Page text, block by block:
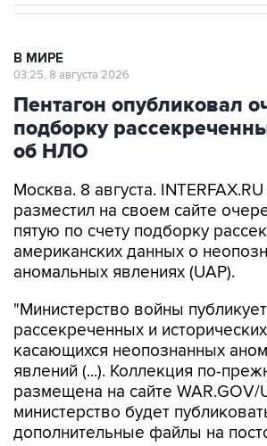
Пентагон опубликовал
подборку
об НЛО
Москва. 8 августа. INTERFAX.RU
пятую по счету подборку
американских данных о
аномальных явлениях (UAP).
"Министерство войны публикует
касающихся неопознанных
явлений (...). Коллекция по-
размещена на сайте WAR.GOV/
министерство будет
дополнительные файлы на
основе", - заявил пресс-
Шон Парнелл, добавив, что уже